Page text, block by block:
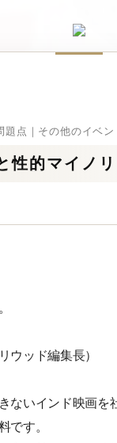
題点｜その他のイベ
的マイノリ
ウッド編集長）
ないインド映画を
です。